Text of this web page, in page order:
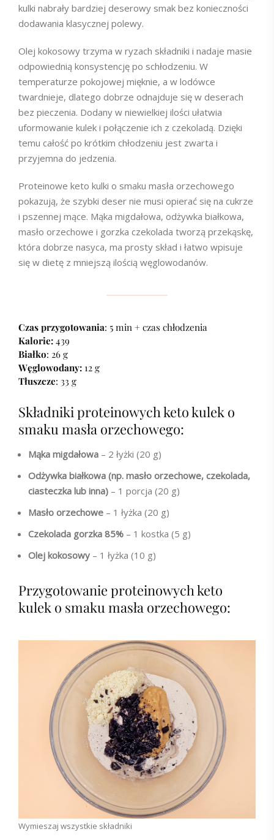
kulki nabrały bardziej deserowy smak bez konieczności
dodawania klasycznej polewy.
Olej kokosowy trzyma w ryzach składniki i nadaje masie
odpowiednią konsystencję po schłodzeniu. W
temperaturze pokojowej mięknie, a w lodówce
twardnieje, dlatego dobrze odnajduje się w deserach
bez pieczenia. Dodany w niewielkiej ilości ułatwia
uformowanie kulek i połączenie ich z czekoladą. Dzięki
temu całość po krótkim chłodzeniu jest zwarta i
przyjemna do jedzenia.
Proteinowe keto kulki o smaku masła orzechowego
pokazują, że szybki deser nie musi opierać się na cukrze
i pszennej mące. Mąka migdałowa, odżywka białkowa,
masło orzechowe i gorzka czekolada tworzą przekąskę,
która dobrze nasyca, ma prosty skład i łatwo wpisuje
się w dietę z mniejszą ilością węglowodanów.
Czas przygotowania: 5 min + czas chłodzenia
Kalorie: 439
Białko: 26 g
Węglowodany: 12 g
Tłuszcze: 33 g
Składniki proteinowych keto kulek o
smaku masła orzechowego:
Mąka migdałowa – 2 łyżki (20 g)
Odżywka białkowa (np. masło orzechowe, czekolada,
ciasteczka lub inna) – 1 porcja (20 g)
Masło orzechowe – 1 łyżka (20 g)
Czekolada gorzka 85% – 1 kostka (5 g)
Olej kokosowy – 1 łyżka (10 g)
Przygotowanie proteinowych keto
kulek o smaku masła orzechowego:
Wymieszaj wszystkie składniki